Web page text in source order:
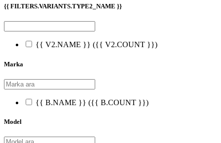
{{ FILTERS.VARIANTS.TYPE2_NAME }}
{{ V2.NAME }} ({{ V2.COUNT }})
Marka
{{ B.NAME }} ({{ B.COUNT }})
Model